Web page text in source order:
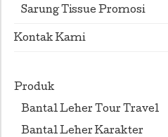
Sarung Tissue Promosi
Kontak Kami
Produk
Bantal Leher Tour Travel
Bantal Leher Karakter